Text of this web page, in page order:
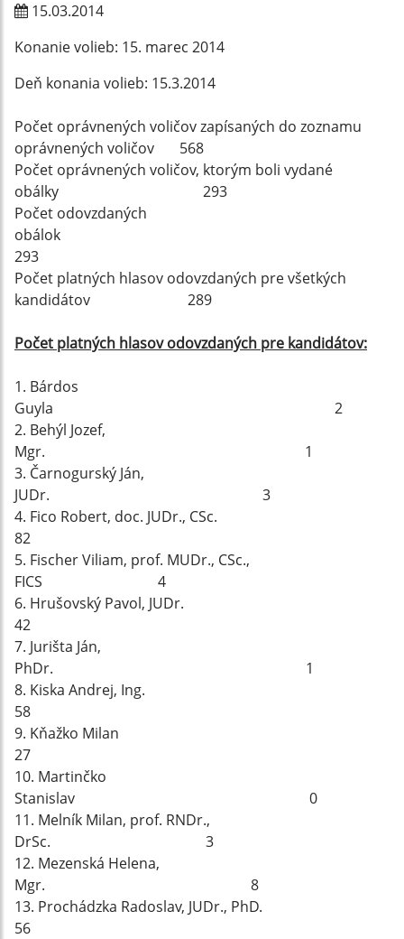
15.03.2014
Konanie volieb: 15. marec 2014
Deň konania volieb: 15.3.2014
Počet oprávnených voličov zapísaných do zoznamu
oprávnených voličov 568
Počet oprávnených voličov, ktorým boli vydané
obálky 293
Počet odovzdaných
obálok
293
Počet platných hlasov odovzdaných pre všetkých
kandidátov 289
Počet platných hlasov odovzdaných pre kandidátov:
1. Bárdos
Guyla 2
2. Behýl Jozef,
Mgr. 1
3. Čarnogurský Ján,
JUDr. 3
4. Fico Robert, doc. JUDr., CSc.
82
5. Fischer Viliam, prof. MUDr., CSc.,
FICS 4
6. Hrušovský Pavol, JUDr.
42
7. Jurišta Ján,
PhDr. 1
8. Kiska Andrej, Ing.
58
9. Kňažko Milan
27
10. Martinčko
Stanislav 0
11. Melník Milan, prof. RNDr.,
DrSc. 3
12. Mezenská Helena,
Mgr. 8
13. Prochádzka Radoslav, JUDr., PhD.
56